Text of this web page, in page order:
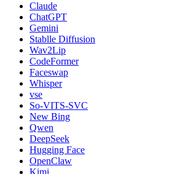
Claude
ChatGPT
Gemini
Stablle Diffusion
Wav2Lip
CodeFormer
Faceswap
Whisper
vse
So-VITS-SVC
New Bing
Qwen
DeepSeek
Hugging Face
OpenClaw
Kimi